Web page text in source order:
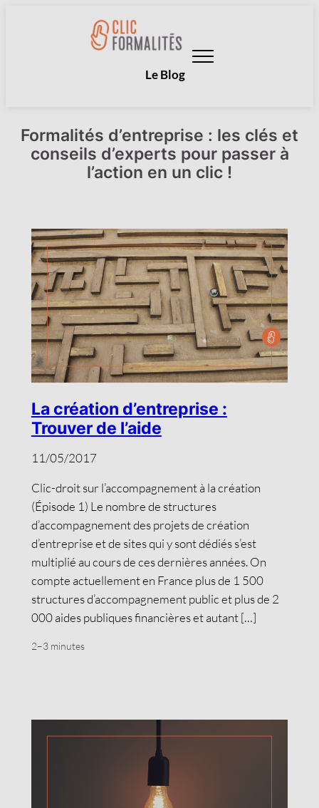
Le Blog
Formalités d’entreprise : les clés et
conseils d’experts pour passer à
l’action en un clic !
La création d’entreprise :
Trouver de l’aide
11/05/2017
Clic-droit sur l’accompagnement à la création
(Épisode 1) Le nombre de structures
d’accompagnement des projets de création
d’entreprise et de sites qui y sont dédiés s’est
multiplié au cours de ces dernières années. On
compte actuellement en France plus de 1 500
structures d’accompagnement public et plus de 2
000 aides publiques financières et autant […]
2–3 minutes